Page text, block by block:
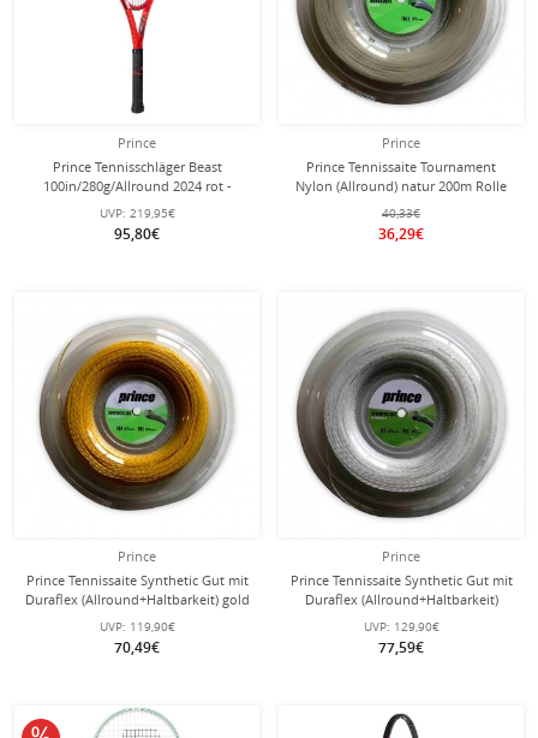
Prince
Prince Tennisschläger Beast
100in/280g/Allround 2024 rot -
UVP: 219,95€
95,80€
Prince
Prince Tennissaite Tournament
Nylon (Allround) natur 200m Rolle
40,33€
36,29€
Prince
Prince Tennissaite Synthetic Gut mit
Duraflex (Allround+Haltbarkeit) gold
UVP: 119,90€
70,49€
Prince
Prince Tennissaite Synthetic Gut mit
Duraflex (Allround+Haltbarkeit)
UVP: 129,90€
77,59€